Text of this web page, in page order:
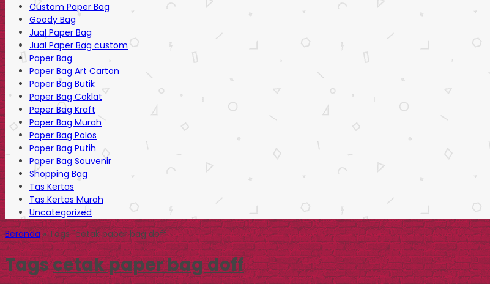
Custom Paper Bag
Goody Bag
Jual Paper Bag
Jual Paper Bag custom
Paper Bag
Paper Bag Art Carton
Paper Bag Butik
Paper Bag Coklat
Paper Bag Kraft
Paper Bag Murah
Paper Bag Polos
Paper Bag Putih
Paper Bag Souvenir
Shopping Bag
Tas Kertas
Tas Kertas Murah
Uncategorized
Beranda»Tags "cetak paper bag doff"
Tagscetak paper bag doff